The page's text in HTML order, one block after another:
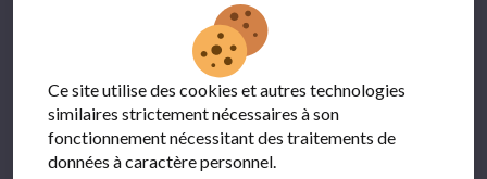
Avec le soutien financier du
Ce site utilise des cookies et autres technologies
similaires strictement nécessaires à son
fonctionnement nécessitant des traitements de
données à caractère personnel.